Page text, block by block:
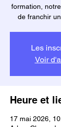
formation,
de franchir
Les
Voir
Heure et
17 mai 2026,